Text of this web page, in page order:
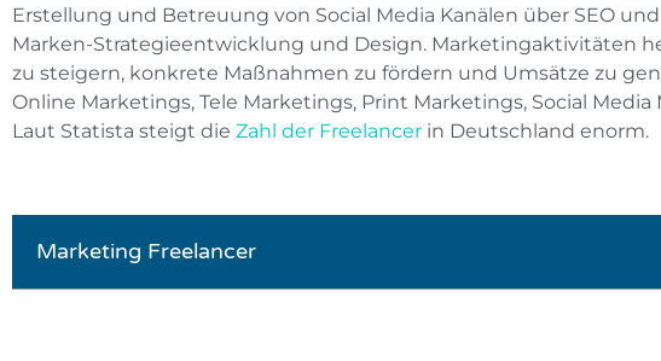
Erstellung und Betreuung von Social Media Kanälen über SEO
Marken-Strategieentwicklung und Design. Marketingaktivitäten
zu steigern, konkrete Maßnahmen zu fördern und Umsätze zu
Online Marketings, Tele Marketings, Print Marketings, Social
Laut Statista steigt die Zahl der Freelancer in Deutschland enorm.
Marketing Freelancer